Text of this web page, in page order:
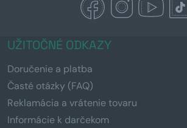
UŽITOČNÉ ODKAZY
Doručenie a platba
Časté otázky (FAQ)
Reklamácia a vrátenie tovaru
Informácie k darčekom